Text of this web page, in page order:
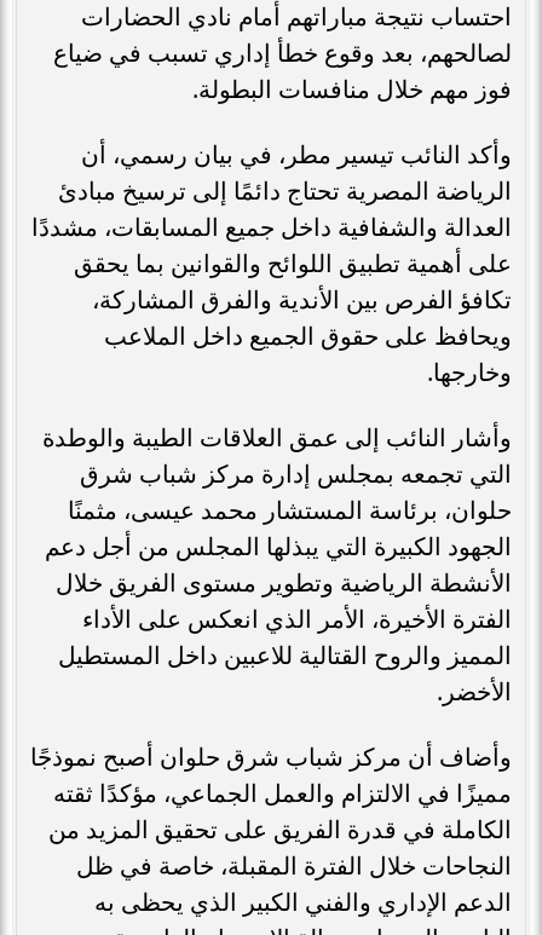
احتساب نتيجة مباراتهم أمام نادي الحضارات
لصالحهم، بعد وقوع خطأ إداري تسبب في ضياع
فوز مهم خلال منافسات البطولة.
وأكد النائب تيسير مطر، في بيان رسمي، أن
الرياضة المصرية تحتاج دائمًا إلى ترسيخ مبادئ
العدالة والشفافية داخل جميع المسابقات، مشددًا
على أهمية تطبيق اللوائح والقوانين بما يحقق
تكافؤ الفرص بين الأندية والفرق المشاركة،
ويحافظ على حقوق الجميع داخل الملاعب
وخارجها.
وأشار النائب إلى عمق العلاقات الطيبة والوطدة
التي تجمعه بمجلس إدارة مركز شباب شرق
حلوان، برئاسة المستشار محمد عيسى، مثمنًا
الجهود الكبيرة التي يبذلها المجلس من أجل دعم
الأنشطة الرياضية وتطوير مستوى الفريق خلال
الفترة الأخيرة، الأمر الذي انعكس على الأداء
المميز والروح القتالية للاعبين داخل المستطيل
الأخضر.
وأضاف أن مركز شباب شرق حلوان أصبح نموذجًا
مميزًا في الالتزام والعمل الجماعي، مؤكدًا ثقته
الكاملة في قدرة الفريق على تحقيق المزيد من
النجاحات خلال الفترة المقبلة، خاصة في ظل
الدعم الإداري والفني الكبير الذي يحظى به